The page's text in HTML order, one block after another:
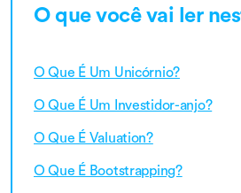
Encontramos
O que você vai ler
O Que É Um Unicórnio?
O Que É Um Investidor-anjo?
O Que É Valuation?
O Que É Bootstrapping?